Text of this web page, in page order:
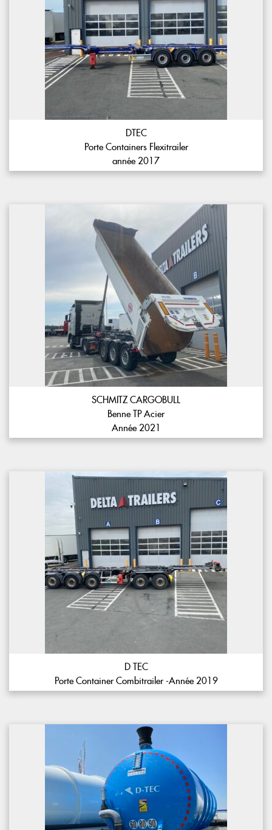
DTEC
Porte Containers Flexitrailer
année 2017
SCHMITZ CARGOBULL
Benne TP Acier
Année 2021
D TEC
Porte Container Combitrailer -Année 2019